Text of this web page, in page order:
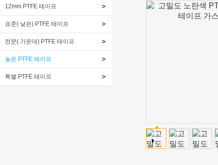
12mm PTFE 테이프
표준( 낮은) PTFE 테이프
전문( 가운데) PTFE 테이프
높은 PTFE 테이프
특별 PTFE 테이프